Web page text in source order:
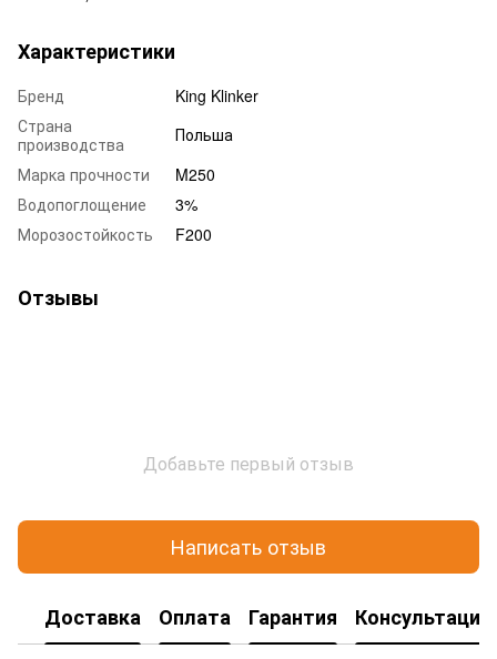
Характеристики
Бренд
King Klinker
Страна
производства
Польша
Марка прочности
M250
Водопоглощение
3%
Морозостойкость
F200
Отзывы
Добавьте первый отзыв
Написать отзыв
Доставка Оплата Гарантия Консультация